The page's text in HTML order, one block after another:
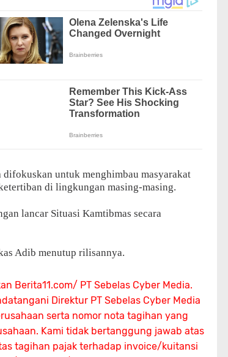
untuk menghimbau masyarakat
di lingkungan masing-masing.
lancar Situasi Kamtibmas secara
Adib menutup rilisannya.
Berita11.com/ PT Sebelas Cyber Media.
Direktur PT Sebelas Cyber Media
serta nomor nota tagihan yang
Kami tidak bertanggung jawab atas
tagihan pajak terhadap invoice/kuitansi